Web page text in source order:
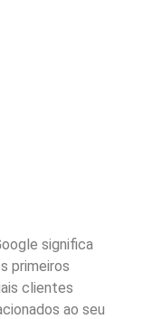
significa
primeiros
clientes
ao seu